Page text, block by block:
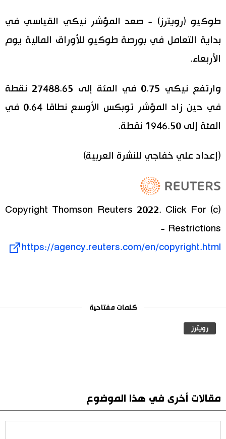
اقتصاد
مجتمع
إعلان
المطبخ الياباني
طوكيو (رويترز) - صعد المؤشر نيكي القياسي في
بداية التعامل في بورصة طوكيو للأوراق المالية يوم
الأربعاء.
وارتفع نيكي 0.75 في المئة إلى 27488.65 نقطة
في حين زاد المؤشر توبكس الأوسع نطاقا 0.64 في
المئة إلى 1946.50 نقطة.
(إعداد علي خفاجي للنشرة العربية)
(c) Copyright Thomson Reuters 2022. Click For
Restrictions -
https://agency.reuters.com/en/copyright.html
كلمات مفتاحية
رويترز
مقالات أخرى في هذا الموضوع